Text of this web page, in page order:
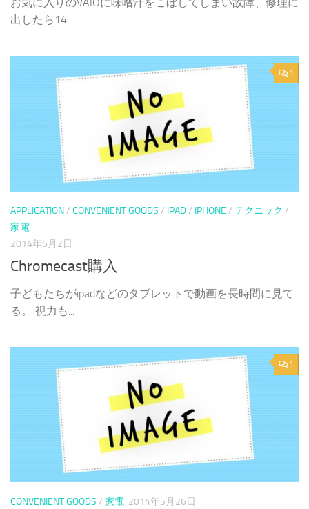
出したら14...
1
APPLICATION/ CONVENIENT GOODS / IPAD/ IPHONE / テクニック /
家電
2014年6月2日
Chromecast購入
子どもたちがipadなどのタブレットで動画を長時間に見て
る。 視力も...
1
CONVENIENT GOODS / 家電 2014年5月26日